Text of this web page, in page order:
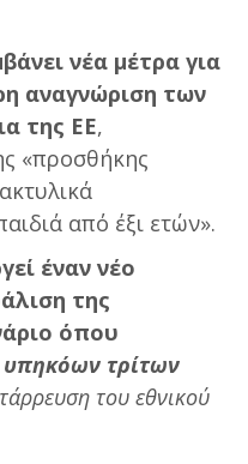
νέα μέτρα για
αναγνώριση των
της ΕΕ,
«προσθήκης
από έξι ετών».
έναν νέο
της
όπου
υπηκόων τρίτων
του εθνικού